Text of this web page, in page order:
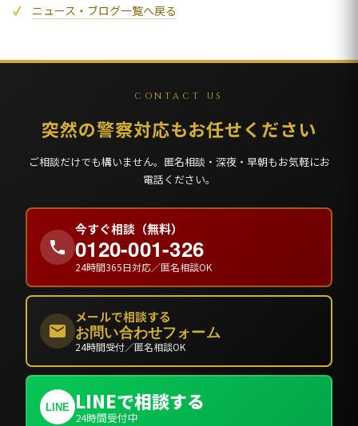
ニュース・ブログ一覧へ戻る
CONTACT US
突然の警察対応もお任せください
ご相談だけでも構いません。匿名相談・深夜・早朝もお気軽にお
電話ください。
今すぐ相談（無料）
0120-001-326
24時間365日対応／匿名相談OK
メールで相談する
お問い合わせフォーム
24時間受付／匿名相談OK
LINE LINEで相談する
24時間受付中